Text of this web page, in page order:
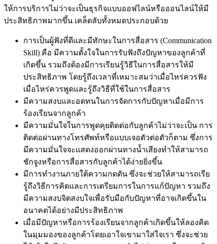
ให้การบริการไม่ว่าจะเป็นธุรกิจแบบออฟไลน์หรือออนไลน์ให้มี
ประสิทธิภาพมากขึ้น เคล็ดลับทั้งหมดประกอบด้วย
การเป็นผู้ฟังที่ดีและมีทักษะในการสื่อสาร (Communication
Skill) คือ มีความตั้งใจในการรับฟังถึงปัญหาของลูกค้าที่
เกิดขึ้น รวมถึงต้องมีการเรียนรู้วิธีในการสื่อสารให้มี
ประสิทธิภาพ โดยรู้ถึงเวลาที่เหมาะสมว่าเมื่อไหร่ควรฟัง
เมื่อไหร่ควรพูดและรู้ถึงวิธีที่ใช้ในการสื่อสาร
มีความสงบและอดทนในการจัดการกับปัญหาเมื่อมีการ
ร้องเรียนจากลูกค้า
มีความมั่นใจในการพูดคุยติดต่อกับลูกค้าไม่ว่าจะเป็น การ
ติดต่อผ่านทางโทรศัพท์หรือแบบเจอตัวต่อตัวก็ตาม ซึ่งการ
มีความมั่นใจจะแสดงออกผ่านทางน้ำเสียงทำให้สามารถ
ชักจูงหรือการสื่อสารกับลูกค้าได้ง่ายยิ่งขึ้น
มีการทำงานภายใต้ความกดดัน ซึ่งจะช่วยให้สามารถเรีย
รู้ถึงวิธีการคิดและการเตรียมการในการแก้ปัญหา รวมถึง
มีความสงบจิตสงบใจเพื่อรับมือกับปัญหาที่อาจเกิดขึ้นใน
อนาคตได้อย่างมีประสิทธิภาพ
เมื่อมีปัญหาหรือการร้องเรียนจากลูกค้าเกิดขึ้นให้ลองคิด
ในมุมมองของลูกค้าโดยเอาใจเขามาใส่ใจเรา ซึ่งจะช่วย